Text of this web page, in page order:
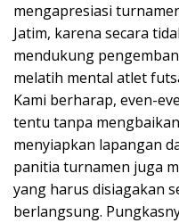
mengapresiasi
Jatim, karena secara
mendukung
melatih mental atlet
Kami berharap, even-
tentu tanpa
menyiapkan lapangan
panitia turnamen juga
yang harus disiagakan
berlangsung.